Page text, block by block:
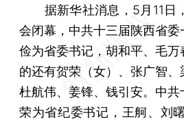
据新华社消息，5月11日
会闭幕，中共十三届陕西省
俭为省委书记，胡和平、毛
的还有贺荣（女）、张广智、
杜航伟、姜锋、钱引安。中
荣为省纪委书记，王舸、刘